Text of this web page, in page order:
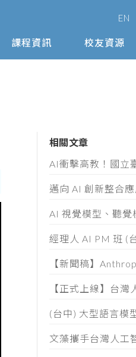
EN
課程資訊 校友資源
相關文章
經理人 AI PM 班 (